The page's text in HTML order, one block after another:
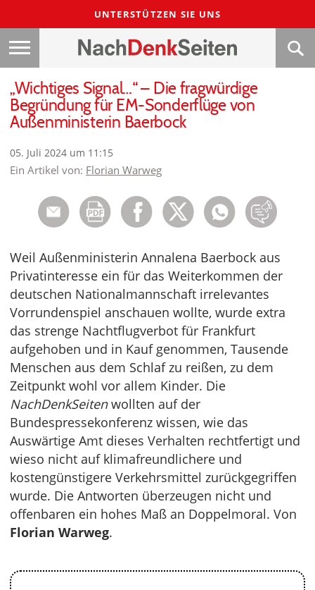
UNTERSTÜTZEN SIE UNS
„Wichtiges Signal…“ – Die fragwürdige
Begründung für EM-Sonderflüge von
Außenministerin Baerbock
05. Juli 2024 um 11:15
Ein Artikel von: Florian Warweg
Weil Außenministerin Annalena Baerbock aus
Privatinteresse ein für das Weiterkommen der
deutschen Nationalmannschaft irrelevantes
Vorrundenspiel anschauen wollte, wurde extra
das strenge Nachtflugverbot für Frankfurt
aufgehoben und in Kauf genommen, Tausende
Menschen aus dem Schlaf zu reißen, zu dem
Zeitpunkt wohl vor allem Kinder. Die
NachDenkSeitenwollten auf der
Bundespressekonferenz wissen, wie das
Auswärtige Amt dieses Verhalten rechtfertigt und
wieso nicht auf klimafreundlichere und
kostengünstigere Verkehrsmittel zurückgegriffen
wurde. Die Antworten überzeugen nicht und
offenbaren ein hohes Maß an Doppelmoral. Von
Florian Warweg.